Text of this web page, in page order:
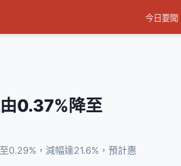
今日要聞
0.37%降至
0.29%，減幅達21.6%，預計惠